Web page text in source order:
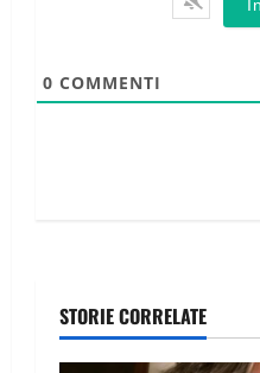
0 COMMENTI
STORIE CORRELATE